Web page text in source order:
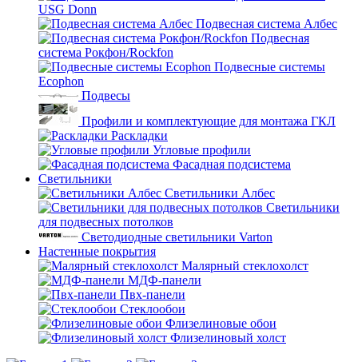
USG Donn
Подвесная система Албес
Подвесная
система Рокфон/Rockfon
Подвесные системы
Ecophon
Подвесы
Профили и комплектующие для монтажа ГКЛ
Раскладки
Угловые профили
Фасадная подсистема
Светильники
Светильники Албес
Светильники
для подвесных потолков
Светодиодные светильники Varton
Настенные покрытия
Малярный стеклохолст
МДФ-панели
Пвх-панели
Стеклообои
Флизелиновые обои
Флизелиновый холст